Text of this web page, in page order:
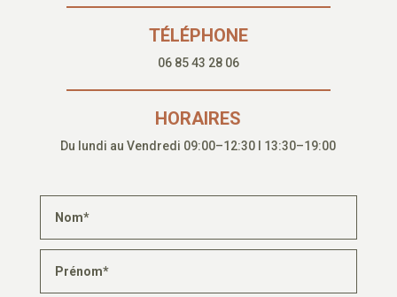
TÉLÉPHONE
06 85 43 28 06
HORAIRES
Du lundi au Vendredi 09:00–12:30 I 13:30–19:00